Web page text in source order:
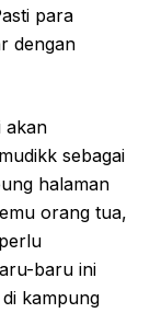
para
dengan
akan
sebagai
halaman
orang tua,
baru ini
kampung